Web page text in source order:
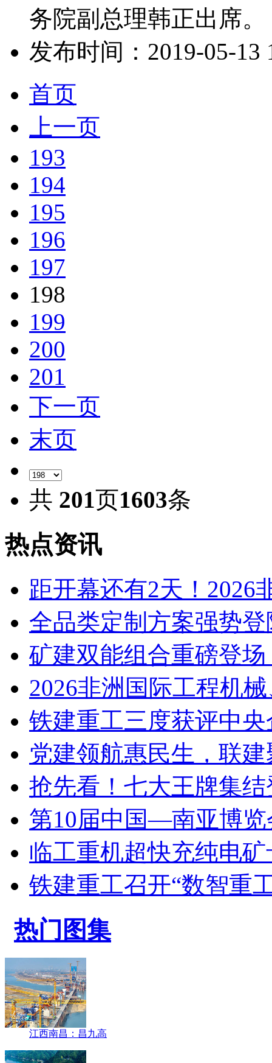
务院副总理韩正出席
发布时间：2019-05-13
首页
上一页
193
194
195
196
197
198
199
200
201
下一页
末页
共 201页1603条
热点资讯
距开幕还有2天！2026
全品类定制方案强势
矿建双能组合重磅登
2026非洲国际工程机
铁建重工三度获评中
党建领航惠民生，联
抢先看！七大王牌集
第10届中国—南亚博览
临工重机超快充纯电
铁建重工召开“数智重
热门图集
江西南昌：昌九高